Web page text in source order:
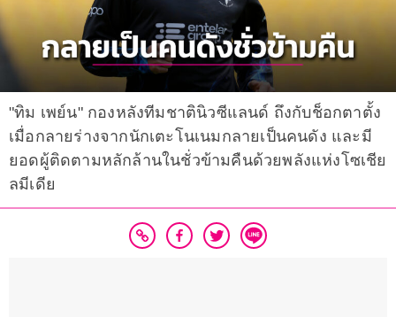
"ทิม เพย์น" กองหลังทีมชาตินิวซีแลนด์ ถึงกับช็อกตาตั้ง
เมื่อกลายร่างจากนักเตะโนเนมกลายเป็นคนดัง และมี
ยอดผู้ติดตามหลักล้านในชั่วข้ามคืนด้วยพลังแห่งโซเชีย
ลมีเดีย